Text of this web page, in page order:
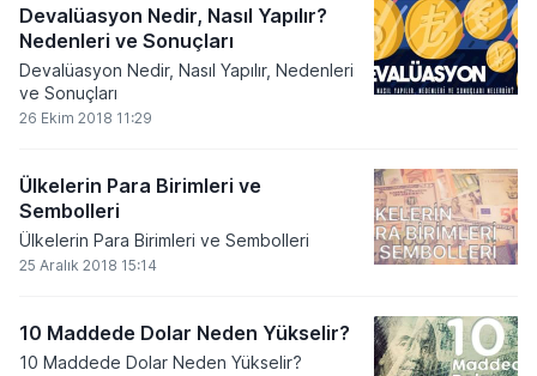
önemli finansal süreçleri kapsıyor.
Devalüasyon Nedir, Nasıl Yapılır?
Nedenleri ve Sonuçları
Devalüasyon Nedir, Nasıl Yapılır, Nedenleri
ve Sonuçları
26 Ekim 2018 11:29
Ülkelerin Para Birimleri ve
Sembolleri
Ülkelerin Para Birimleri ve Sembolleri
25 Aralık 2018 15:14
10 Maddede Dolar Neden Yükselir?
10 Maddede Dolar Neden Yükselir?